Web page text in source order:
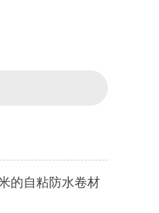
的自粘防水卷材